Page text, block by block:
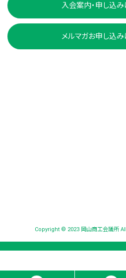
入会案内・申し込み
メルマガお申し込み
Copyright © 2023 岡山商工会議所